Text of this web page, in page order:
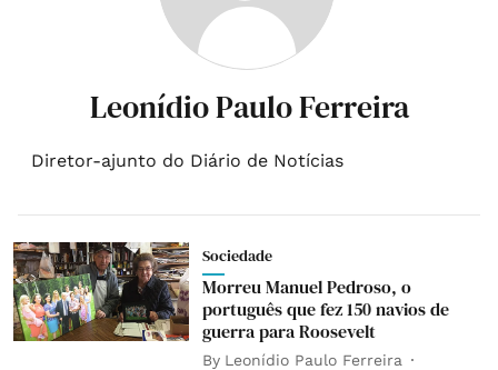
Leonídio Paulo Ferreira
Diretor-ajunto do Diário de Notícias
Sociedade
Morreu Manuel Pedroso, o
português que fez 150 navios de
guerra para Roosevelt
By Leonídio Paulo Ferreira